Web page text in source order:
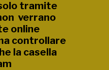
tramite
verrano
online
controllare
la casella